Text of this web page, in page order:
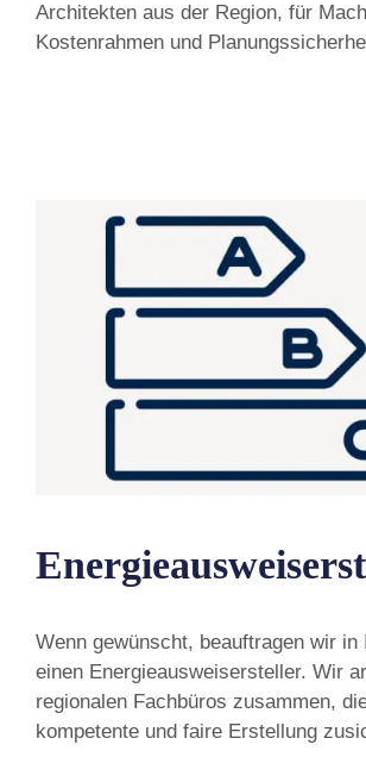
Architekten aus der Region, für
Kostenrahmen und
Wenn gewünscht, beauftragen wir in
einen Energieausweisersteller. Wir
regionalen Fachbüros zusammen,
kompetente und faire Erstellung